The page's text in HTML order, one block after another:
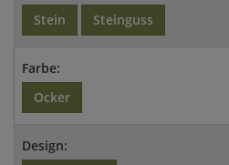
Stein
Steinguss
Farbe:
Ocker
Design: